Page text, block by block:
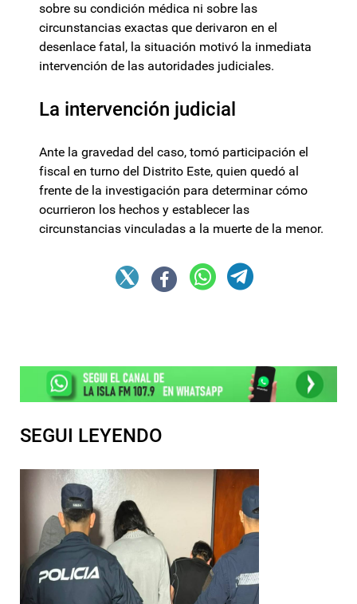
sobre su condición médica ni sobre las
circunstancias exactas que derivaron en el
desenlace fatal, la situación motivó la inmediata
intervención de las autoridades judiciales.
La intervención judicial
Ante la gravedad del caso, tomó participación el
fiscal en turno del Distrito Este, quien quedó al
frente de la investigación para determinar cómo
ocurrieron los hechos y establecer las
circunstancias vinculadas a la muerte de la menor.
SEGUI LEYENDO